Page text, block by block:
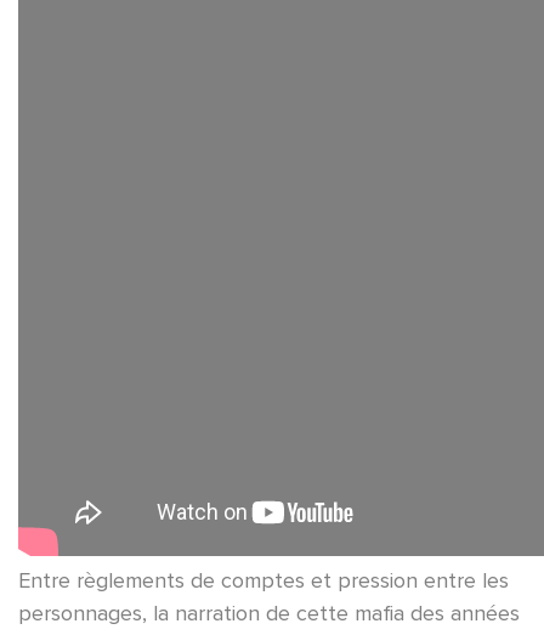
Entre règlements de comptes et pression entre les
personnages, la narration de cette mafia des années